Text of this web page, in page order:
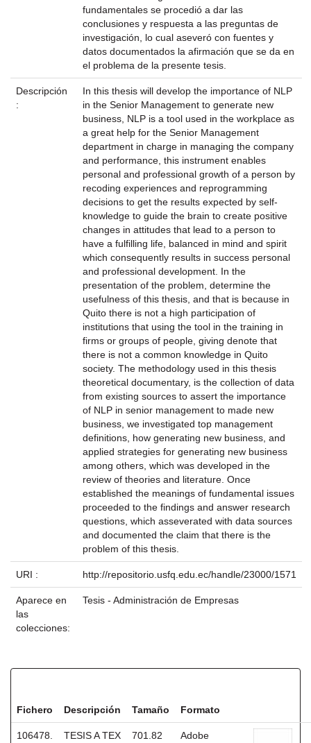
fundamentales se procedió a dar las
conclusiones y respuesta a las preguntas de
investigación, lo cual aseveró con fuentes y
datos documentados la afirmación que se da en
el problema de la presente tesis.
Descripción
:
In this thesis will develop the importance of NLP
in the Senior Management to generate new
business, NLP is a tool used in the workplace as
a great help for the Senior Management
department in charge in managing the company
and performance, this instrument enables
personal and professional growth of a person by
recoding experiences and reprogramming
decisions to get the results expected by self-
knowledge to guide the brain to create positive
changes in attitudes that lead to a person to
have a fulfilling life, balanced in mind and spirit
which consequently results in success personal
and professional development. In the
presentation of the problem, determine the
usefulness of this thesis, and that is because in
Quito there is not a high participation of
institutions that using the tool in the training in
firms or groups of people, giving denote that
there is not a common knowledge in Quito
society. The methodology used in this thesis
theoretical documentary, is the collection of data
from existing sources to assert the importance
of NLP in senior management to made new
business, we investigated top management
definitions, how generating new business, and
applied strategies for generating new business
among others, which was developed in the
review of theories and literature. Once
established the meanings of fundamental issues
proceeded to the findings and answer research
questions, which asseverated with data sources
and documented the claim that there is the
problem of this thesis.
URI : http://repositorio.usfq.edu.ec/handle/23000/1571
Aparece en
las
colecciones:
Tesis - Administración de Empresas
Fichero Descripción Tamaño Formato
106478.
TESIS A TEX
701.82
Adobe